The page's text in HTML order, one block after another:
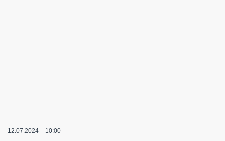
12.07.2024 – 10:00